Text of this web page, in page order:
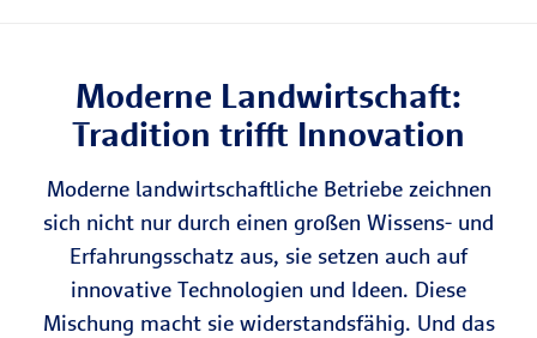
Moderne Landwirtschaft:
Tradition trifft Innovation
Moderne landwirtschaftliche Betriebe zeichnen
sich nicht nur durch einen großen Wissens- und
Erfahrungsschatz aus, sie setzen auch auf
innovative Technologien und Ideen. Diese
Mischung macht sie widerstandsfähig. Und das